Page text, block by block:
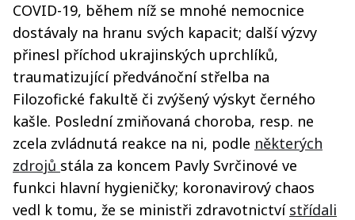
COVID-19, během níž se mnohé nemocnice
dostávaly na hranu svých kapacit; další výzvy
přinesl příchod ukrajinských uprchlíků,
traumatizující předvánoční střelba na
Filozofické fakultě či zvýšený výskyt černého
kašle. Poslední zmiňovaná choroba, resp. ne
zcela zvládnutá reakce na ni, podle některých
zdrojů stála za koncem Pavly Svrčinové ve
funkci hlavní hygieničky; koronavirový chaos
vedl k tomu, že se ministři zdravotnictví střídali